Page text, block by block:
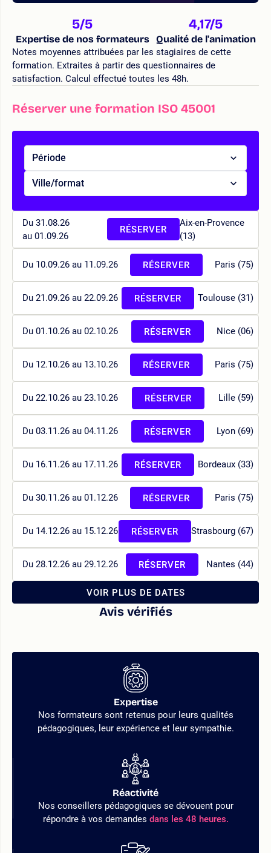
5/5
Expertise de nos formateurs
4,17/5
Qualité de l'animation
Notes moyennes attribuées par les stagiaires de cette
formation. Extraites à partir des questionnaires de
satisfaction. Calcul effectué toutes les 48h.
Réserver une formation ISO 45001
Période
Ville/format
Du 31.08.26
au 01.09.26
Aix-en-Provence
(13)
RÉSERVER
Du 10.09.26 au 11.09.26 Paris (75)
RÉSERVER
Du 21.09.26 au 22.09.26 Toulouse (31)
RÉSERVER
Du 01.10.26 au 02.10.26 Nice (06)
RÉSERVER
Du 12.10.26 au 13.10.26 Paris (75)
RÉSERVER
Du 22.10.26 au 23.10.26 Lille (59)
RÉSERVER
Du 03.11.26 au 04.11.26 Lyon (69)
RÉSERVER
Du 16.11.26 au 17.11.26 Bordeaux (33)
RÉSERVER
Du 30.11.26 au 01.12.26 Paris (75)
RÉSERVER
Du 14.12.26 au 15.12.26 Strasbourg (67)
RÉSERVER
Du 28.12.26 au 29.12.26 Nantes (44)
RÉSERVER
VOIR PLUS DE DATES
Avis vérifiés
Expertise
Nos formateurs sont retenus pour leurs qualités
pédagogiques, leur expérience et leur sympathie.
Réactivité
Nos conseillers pédagogiques se dévouent pour
répondre à vos demandes dans les 48 heures.